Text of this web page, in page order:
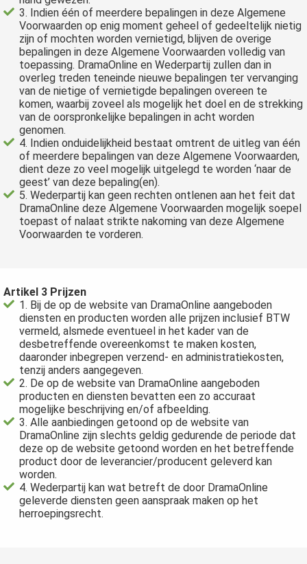
3. Indien één of meerdere bepalingen in deze Algemene
Voorwaarden op enig moment geheel of gedeeltelijk nietig
zijn of mochten worden vernietigd, blijven de overige
bepalingen in deze Algemene Voorwaarden volledig van
toepassing. DramaOnline en Wederpartij zullen dan in
overleg treden teneinde nieuwe bepalingen ter vervanging
van de nietige of vernietigde bepalingen overeen te
komen, waarbij zoveel als mogelijk het doel en de strekking
van de oorspronkelijke bepalingen in acht worden
genomen.
4. Indien onduidelijkheid bestaat omtrent de uitleg van één
of meerdere bepalingen van deze Algemene Voorwaarden,
dient deze zo veel mogelijk uitgelegd te worden ‘naar de
geest’ van deze bepaling(en).
5. Wederpartij kan geen rechten ontlenen aan het feit dat
DramaOnline deze Algemene Voorwaarden mogelijk soepel
toepast of nalaat strikte nakoming van deze Algemene
Voorwaarden te vorderen.
Artikel 3 Prijzen
1. Bij de op de website van DramaOnline aangeboden
diensten en producten worden alle prijzen inclusief BTW
vermeld, alsmede eventueel in het kader van de
desbetreffende overeenkomst te maken kosten,
daaronder inbegrepen verzend- en administratiekosten,
tenzij anders aangegeven.
2. De op de website van DramaOnline aangeboden
producten en diensten bevatten een zo accuraat
mogelijke beschrijving en/of afbeelding.
3. Alle aanbiedingen getoond op de website van
DramaOnline zijn slechts geldig gedurende de periode dat
deze op de website getoond worden en het betreffende
product door de leverancier/producent geleverd kan
worden.
4. Wederpartij kan wat betreft de door DramaOnline
geleverde diensten geen aanspraak maken op het
herroepingsrecht.